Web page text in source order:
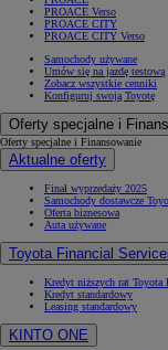
PROACE Verso
PROACE CITY
PROACE CITY Verso
Samochody używane
Umów się na jazdę testową
Zobacz wszystkie cenniki
Konfiguruj swoją Toyotę
Oferty specjalne i
Oferty specjalne i Finansowanie
Aktualne oferty
Finał wyprzedaży 2025
Samochody dostawcze
Oferta biznesowa
Auta używane
Toyota Financial
Kredyt niższych rat Toyota
Kredyt standardowy
Leasing standardowy
KINTO ONE